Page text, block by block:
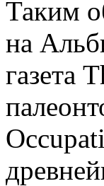
Таким
на
газета